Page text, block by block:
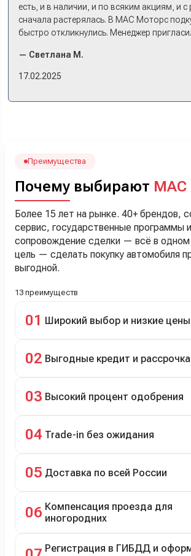
есть, и в наличии, и по всяким акциям, и с
сначала растерялась. В МАС Моторс
быстро откликнулись. Менеджер
примериться. Нам тут недалеко, пришли в
же день купили машину! Неожиданно, но
менеджеру Сергею, профессионал своего
— Светлана М.
17.02.2025
Преимущества
Почему выбирают МАС
Более 15 лет на рынке. 40+ брендов,
сервис, государственные программы
сопровождение сделки — всё в
цель — сделать покупку автомобиля
выгодной.
13 преимуществ
01 Широкий выбор и низкие цены
подержанные авто.
02 Выгодные кредит и рассрочка
рассрочка 0% на 2 года при первом
03 Высокий процент одобрения
04 Trade-in без ожидания
05 Доставка по всей России
06 Компенсация проезда для
иногородних
Регистрация в ГИБДД и